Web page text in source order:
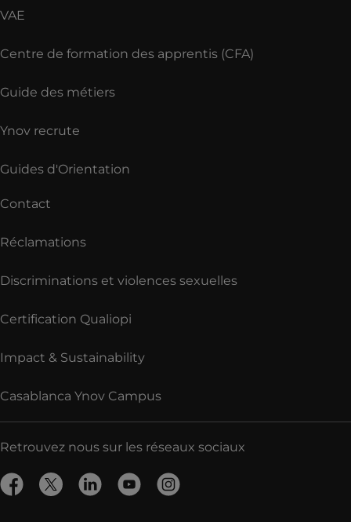
VAE
Centre de formation des apprentis (CFA)
Guide des métiers
Ynov recrute
Guides d'Orientation
Contact
Réclamations
Discriminations et violences sexuelles
Certification Qualiopi
Impact & Sustainability
Casablanca Ynov Campus
Retrouvez nous sur les réseaux sociaux